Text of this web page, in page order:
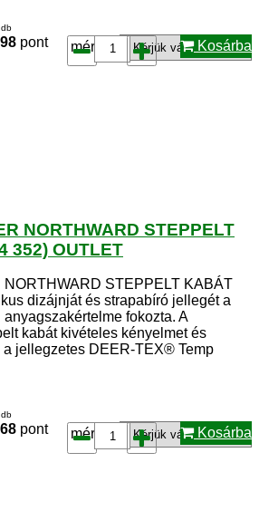
db
pont méret*: Kosárba
NORTHWARD STEPPELT
352) OUTLET
STEPPELT KABÁT
dizájnját és strapabíró jellegét a
fokozta. A
kabát kivételes kényelmet és
jellegzetes DEER-TEX® Temp
db
pont méret*: Kosárba